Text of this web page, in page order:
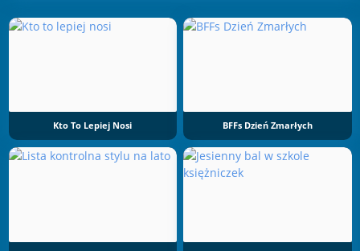
Kto To Lepiej Nosi BFFs Dzień Zmarłych